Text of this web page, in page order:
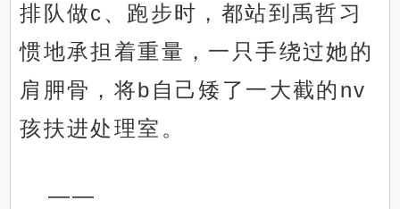
排队做c、跑步时，都站到禹哲习
惯地承担着重量，一只手绕过她的
肩胛骨，将b自己矮了一大截的nv
孩扶进处理室。
——